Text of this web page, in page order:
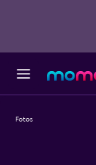
Fotos